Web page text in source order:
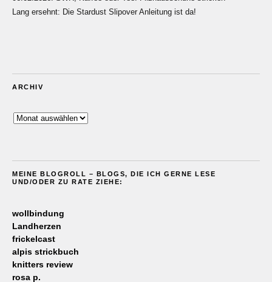
Lang ersehnt: Die Stardust Slipover Anleitung ist da!
ARCHIV
Archiv
MEINE BLOGROLL – BLOGS, DIE ICH GERNE LESE
UND/ODER ZU RATE ZIEHE:
wollbindung
Landherzen
frickelcast
alpis strickbuch
knitters review
rosa p.